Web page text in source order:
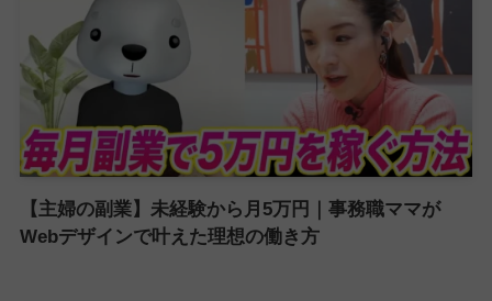
【主婦の副業】未経験から月5万円｜事務職ママが
Webデザインで叶えた理想の働き方